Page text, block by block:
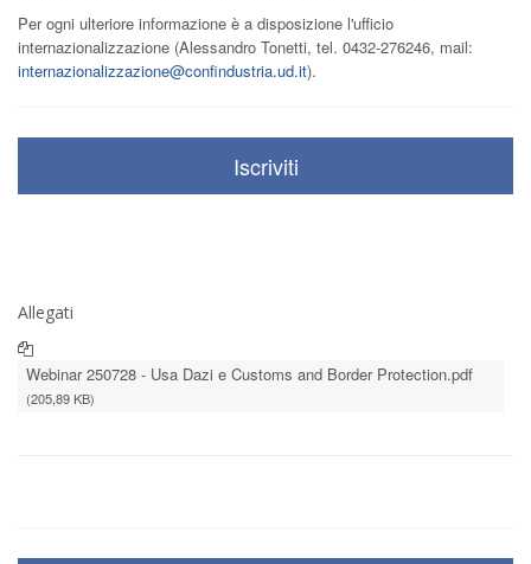
Per ogni ulteriore informazione è a disposizione l'ufficio
internazionalizzazione (Alessandro Tonetti, tel. 0432-276246, mail:
internazionalizzazione@confindustria.ud.it).
Iscriviti
Allegati
Webinar 250728 - Usa Dazi e Customs and Border Protection.pdf
(205,89 KB)